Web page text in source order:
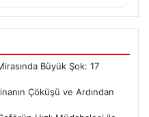
Büyük Şok: 17
Çöküşü ve Ardından